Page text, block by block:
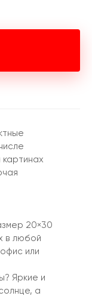
20×30
в любой
или
Яркие и
а